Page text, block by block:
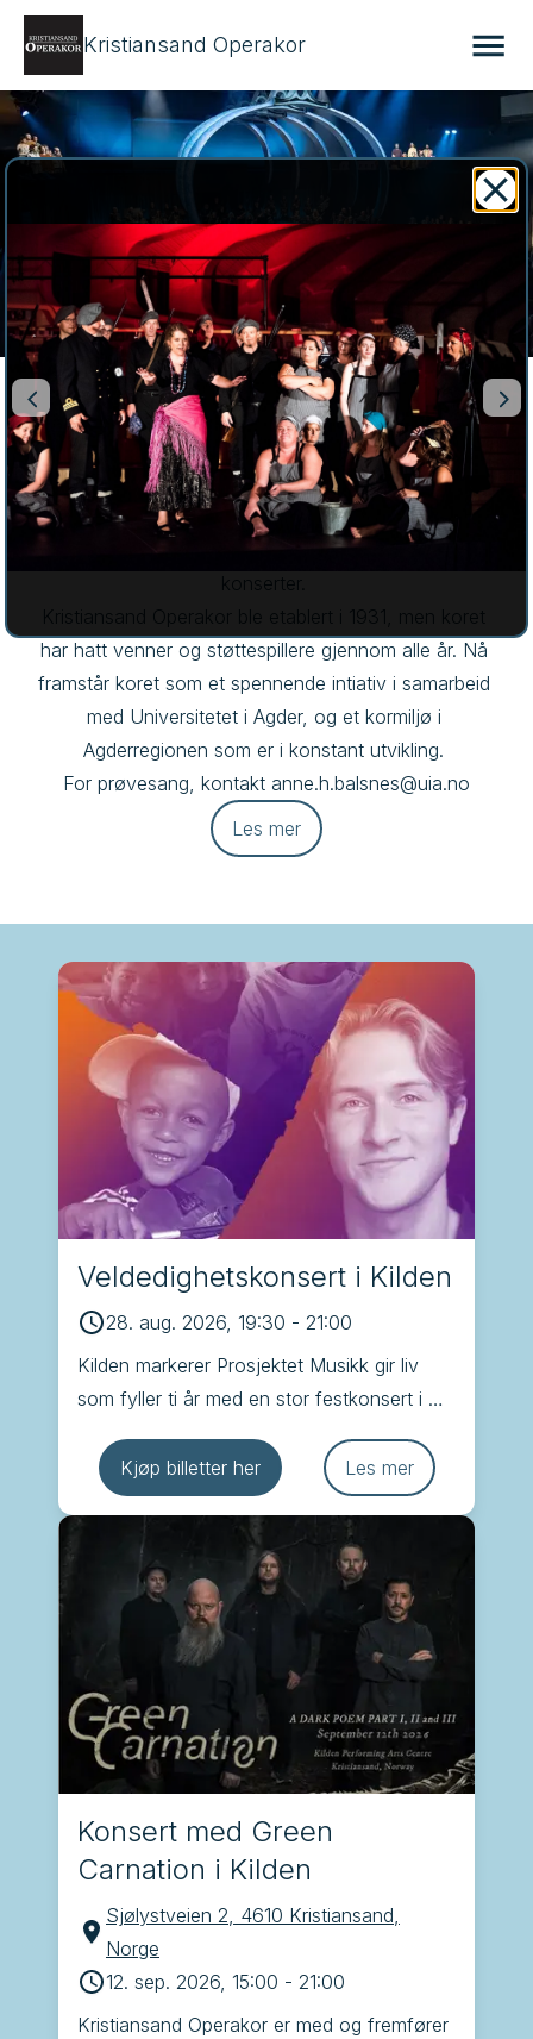
Kristiansand Operakor
Kristiansand Operakor
Kristiansand Operakor er et ambisiøst blandetkor med
stor takhøyde og et mangfoldig repertoar. Vi deltar
ofte på operaprosjekter, men har også egne
konserter.
Kristiansand Operakor ble etablert i 1931, men koret
har hatt venner og støttespillere gjennom alle år. Nå
framstår koret som et spennende intiativ i samarbeid
med Universitetet i Agder, og et kormiljø i
Agderregionen som er i konstant utvikling.
For prøvesang, kontakt anne.h.balsnes@uia.no
Les mer
Veldedighetskonsert i Kilden
28. aug. 2026, 19:30 - 21:00
Kilden markerer Prosjektet Musikk gir liv
som fyller ti år med en stor festkonsert i
Operakor er en av deltakerne
Kjøp billetter her Les mer
Konsert med Green
Carnation i Kilden
Sjølystveien 2, 4610 Kristiansand,
Norge
12. sep. 2026, 15:00 - 21:00
Kristiansand Operakor er med og fremfører